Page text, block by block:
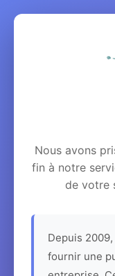
Nous avons
fin à notre
de votre
Depuis
fournir une